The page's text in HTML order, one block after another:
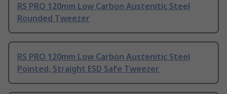
RS PRO 120mm Low Carbon Austenitic Steel
Rounded Tweezer
RS PRO 120mm Low Carbon Austenitic Steel
Pointed, Straight ESD Safe Tweezer